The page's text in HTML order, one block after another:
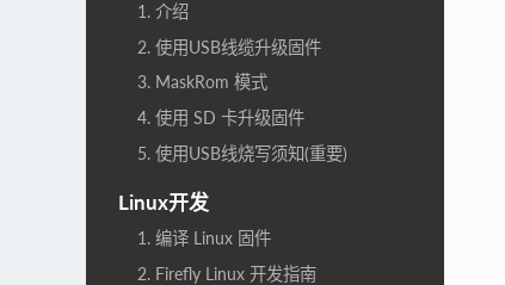
1. 介绍
2. 使用USB线缆升级固件
3. MaskRom 模式
4. 使用 SD 卡升级固件
5. 使用USB线烧写须知(重要)
Linux开发
1. 编译 Linux 固件
2. Firefly Linux 开发指南